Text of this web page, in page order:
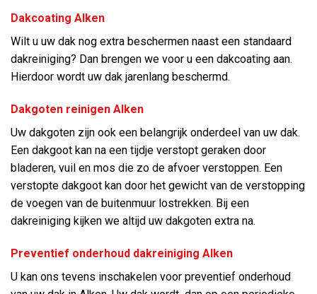
Dakcoating Alken
Wilt u uw dak nog extra beschermen naast een standaard
dakreiniging? Dan brengen we voor u een dakcoating aan.
Hierdoor wordt uw dak jarenlang beschermd.
Dakgoten reinigen Alken
Uw dakgoten zijn ook een belangrijk onderdeel van uw dak.
Een dakgoot kan na een tijdje verstopt geraken door
bladeren, vuil en mos die zo de afvoer verstoppen. Een
verstopte dakgoot kan door het gewicht van de verstopping
de voegen van de buitenmuur lostrekken. Bij een
dakreiniging kijken we altijd uw dakgoten extra na.
Preventief onderhoud dakreiniging Alken
U kan ons tevens inschakelen voor preventief onderhoud